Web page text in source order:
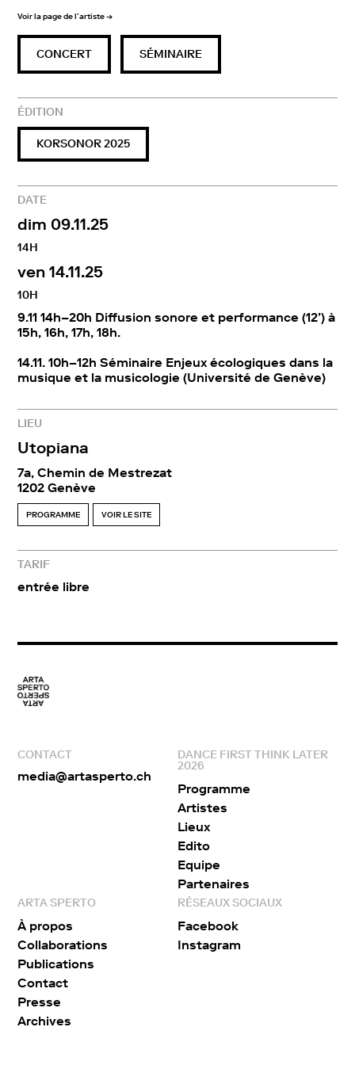
CONCERT SÉMINAIRE
ÉDITION
KORSONOR 2025
DATE
dim 09.11.25
14H
ven 14.11.25
10H
9.11 14h–20h Diffusion sonore et performance (12’) à
15h, 16h, 17h, 18h.
14.11. 10h–12h Séminaire Enjeux écologiques dans la
musique et la musicologie (Université de Genève)
LIEU
Utopiana
7a, Chemin de Mestrezat
1202 Genève
PROGRAMME VOIR LE SITE
TARIF
entrée libre
Producteur délégué : Ensemble L’Itinéraire
Voir la page de l’artiste →
CONTACT
media@artasperto.ch
DANCE FIRST THINK LATER
2026
Programme
Artistes
Lieux
Edito
Equipe
Partenaires
ARTA SPERTO
À propos
Collaborations
Publications
Contact
Presse
Archives
RÉSEAUX SOCIAUX
Facebook
Instagram